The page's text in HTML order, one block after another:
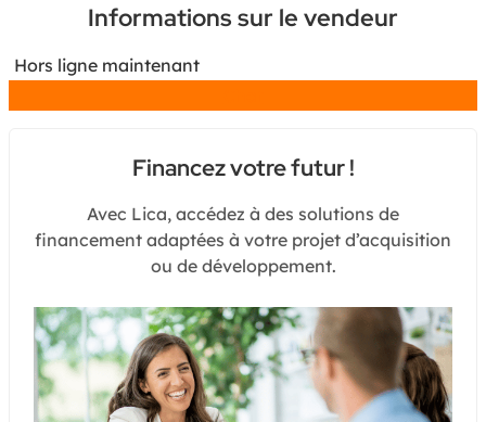
Informations sur le vendeur
Hors ligne maintenant
Financez votre futur !
Avec Lica, accédez à des solutions de
financement adaptées à votre projet d’acquisition
ou de développement.